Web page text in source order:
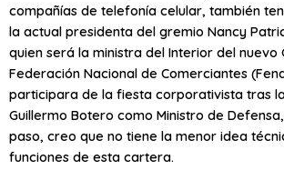
compañías de telefonía celular, también
la actual presidenta del gremio Nancy
quien será la ministra del Interior del nuevo
Federación Nacional de Comerciantes
participara de la fiesta corporativista tras
Guillermo Botero como Ministro de
paso, creo que no tiene la menor idea
funciones de esta cartera.